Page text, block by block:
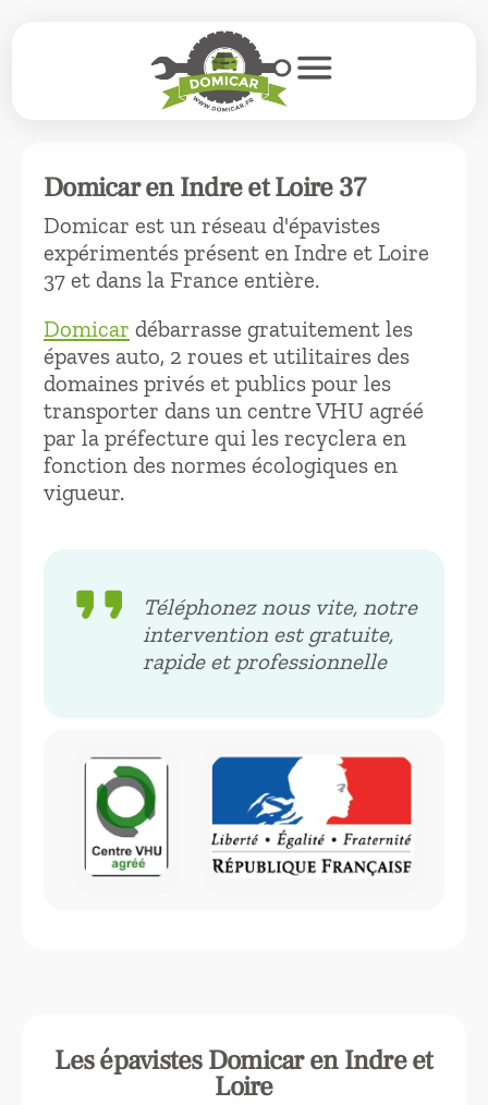
menu
Domicar en Indre et Loire 37
Domicar est un réseau d'épavistes
expérimentés présent en Indre et Loire
37 et dans la France entière.
Domicar débarrasse gratuitement les
épaves auto, 2 roues et utilitaires des
domaines privés et publics pour les
transporter dans un centre VHU agréé
par la préfecture qui les recyclera en
fonction des normes écologiques en
vigueur.
format_quote
Téléphonez nous vite, notre
intervention est gratuite,
rapide et professionnelle
Les épavistes Domicar en Indre et
Loire